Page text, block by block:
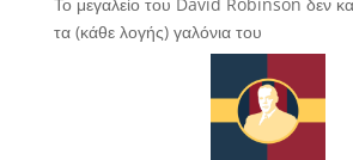
τα (κάθε λογής) γαλόνια του